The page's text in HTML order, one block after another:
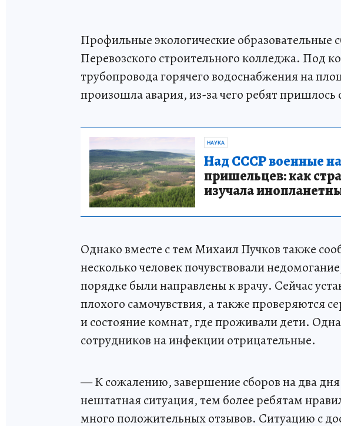
Профильные экологические образовательные
Перевозского строительного колледжа. Под
трубопровода горячего водоснабжения на
произошла авария, из-за чего ребят
НАУКА
Над СССР военные
пришельцев: как
изучала
Однако вместе с тем Михаил Пучков также
несколько человек почувствовали
порядке были направлены к врачу. Сейчас
плохого самочувствия, а также проверяются
и состояние комнат, где проживали дети.
сотрудников на инфекции отрицательные.
— К сожалению, завершение сборов на два
нештатная ситуация, тем более ребятам
много положительных отзывов. Ситуацию с